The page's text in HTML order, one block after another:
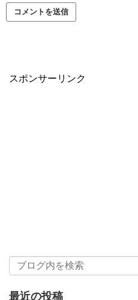
スポンサーリンク
最近の投稿